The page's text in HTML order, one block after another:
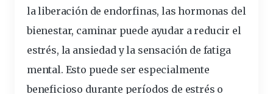
la liberación de endorfinas, las hormonas del
bienestar, caminar puede ayudar a reducir el
estrés, la ansiedad y la sensación de fatiga
mental. Esto puede ser especialmente
beneficioso durante períodos de estrés o